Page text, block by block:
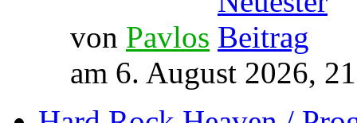
von Pavlos
am 6. August 2026,